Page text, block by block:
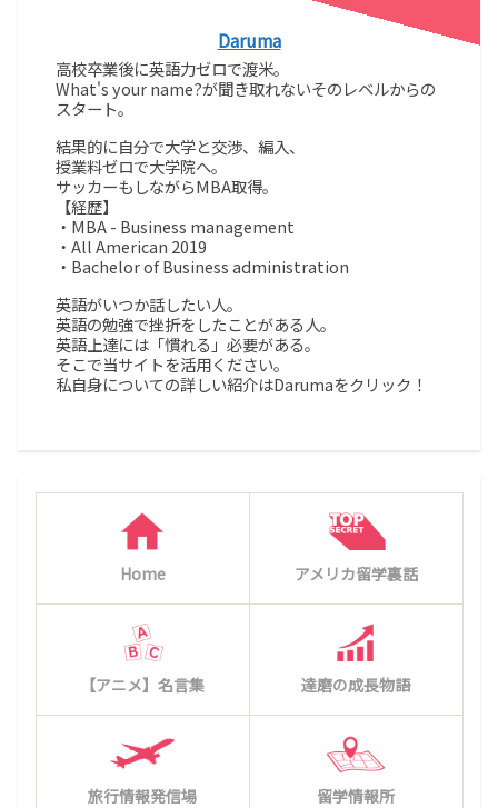
Daruma
高校卒業後に英語力ゼロで渡米。
What's your name?が聞き取れないそのレベルからの
スタート。
結果的に自分で大学と交渉、編入、
授業料ゼロで大学院へ。
サッカーもしながらMBA取得。
【経歴】
・MBA - Business management
・All American 2019
・Bachelor of Business administration
英語がいつか話したい人。
英語の勉強で挫折をしたことがある人。
英語上達には「慣れる」必要がある。
そこで当サイトを活用ください。
私自身についての詳しい紹介はDarumaをクリック！
Home アメリカ留学裏話
【アニメ】名言集 達磨の成長物語
旅行情報発信場 留学情報所